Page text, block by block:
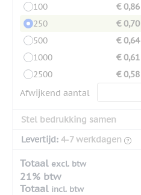
100
€ 0,86
250
€ 0,70
500
€ 0,64
1000
€ 0,61
2500
€ 0,58
Afwijkend aantal
Stel bedrukking samen
Levertijd: 4-7 werkdagen
Totaal excl. btw
21% btw
Totaal incl. btw